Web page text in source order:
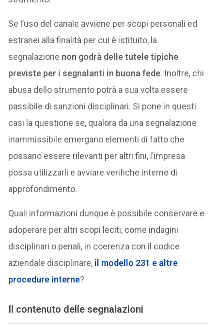
Se l’uso del canale avviene per scopi personali ed
estranei alla finalità per cui è istituito, la
segnalazione non godrà delle tutele tipiche
previste per i segnalanti in buona fede. Inoltre, chi
abusa dello strumento potrà a sua volta essere
passibile di sanzioni disciplinari. Si pone in questi
casi la questione se, qualora da una segnalazione
inammissibile emergano elementi di fatto che
possano essere rilevanti per altri fini, l’impresa
possa utilizzarli e avviare verifiche interne di
approfondimento.
Quali informazioni dunque è possibile conservare e
adoperare per altri scopi leciti, come indagini
disciplinari o penali, in coerenza con il codice
aziendale disciplinare, il modello 231 e altre
procedure interne?
Il contenuto delle segnalazioni